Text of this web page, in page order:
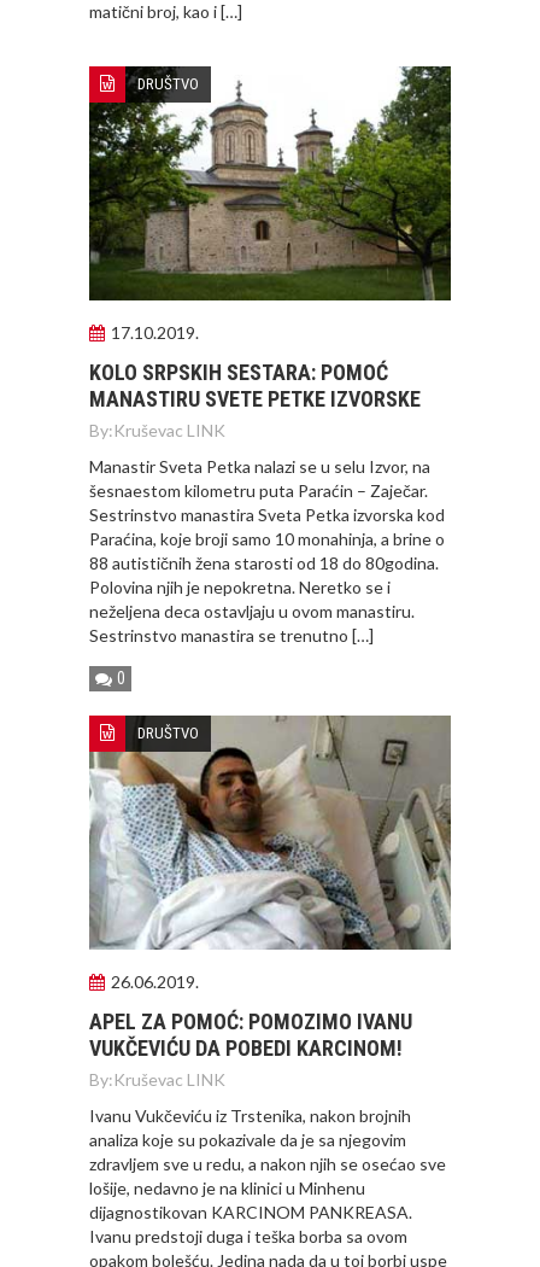
matični broj, kao i […]
DRUŠTVO
17.10.2019.
KOLO SRPSKIH SESTARA: POMOĆ
MANASTIRU SVETE PETKE IZVORSKE
By:Kruševac LINK
Manastir Sveta Petka nalazi se u selu Izvor, na
šesnaestom kilometru puta Paraćin – Zaječar.
Sestrinstvo manastira Sveta Petka izvorska kod
Paraćina, koje broji samo 10 monahinja, a brine o
88 autističnih žena starosti od 18 do 80godina.
Polovina njih je nepokretna. Neretko se i
neželjena deca ostavljaju u ovom manastiru.
Sestrinstvo manastira se trenutno […]
0
DRUŠTVO
26.06.2019.
APEL ZA POMOĆ: POMOZIMO IVANU
VUKČEVIĆU DA POBEDI KARCINOM!
By:Kruševac LINK
Ivanu Vukčeviću iz Trstenika, nakon brojnih
analiza koje su pokazivale da je sa njegovim
zdravljem sve u redu, a nakon njih se osećao sve
lošije, nedavno je na klinici u Minhenu
dijagnostikovan KARCINOM PANKREASA.
Ivanu predstoji duga i teška borba sa ovom
opakom bolešću. Jedina nada da u toj borbi uspe